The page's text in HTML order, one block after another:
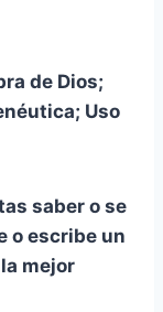
de Dios;
Uso
saber o se
o escribe un
mejor